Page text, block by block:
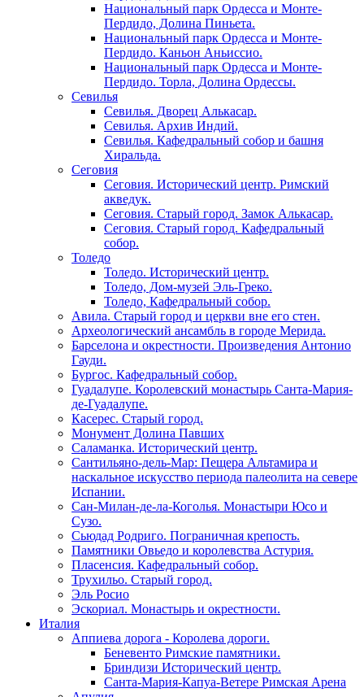
Национальный парк Ордесса и Монте-
Пердидо, Долина Пиньета.
Национальный парк Ордесса и Монте-
Пердидо. Каньон Аньиссио.
Национальный парк Ордесса и Монте-
Пердидо. Торла, Долина Ордессы.
Севилья
Севилья. Дворец Алькасар.
Севилья. Архив Индий.
Севилья. Кафедральный собор и башня
Хиральда.
Сеговия
Сеговия. Исторический центр. Римский
акведук.
Сеговия. Старый город. Замок Алькасар.
Сеговия. Старый город. Кафедральный
собор.
Толедо
Толедо. Исторический центр.
Толедо, Дом-музей Эль-Греко.
Толедо, Кафедральный собор.
Авила. Старый город и церкви вне его стен.
Археологический ансамбль в городе Мерида.
Барселона и окрестности. Произведения Антонио
Гауди.
Бургос. Кафедральный собор.
Гуадалупе. Королевский монастырь Санта-Мария-
де-Гуадалупе.
Касерес. Старый город.
Монумент Долина Павших
Саламанка. Исторический центр.
Сантильяно-дель-Мар: Пещера Альтамира и
наскальное искусство периода палеолита на севере
Испании.
Сан-Милан-де-ла-Коголья. Монастыри Юсо и
Сузо.
Сьюдад Родриго. Пограничная крепость.
Памятники Овьедо и королевства Астурия.
Пласенсия. Кафедральный собор.
Трухильо. Старый город.
Эль Росио
Эскориал. Монастырь и окрестности.
Италия
Аппиева дорога - Королева дороги.
Беневенто Римские памятники.
Бриндизи Исторический центр.
Санта-Мария-Капуа-Ветере Римская Арена